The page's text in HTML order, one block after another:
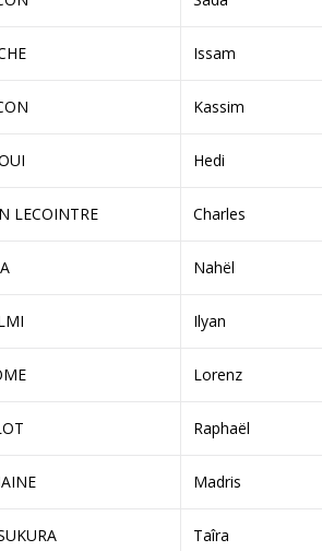
Issam
Kassim
Hedi
LECOINTRE Charles
Nahël
Ilyan
Lorenz
Raphaël
Madris
Taîra